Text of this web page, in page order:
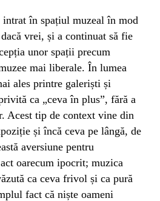
intrat în spațiul muzeal în mod
vrei, și a continuat să fie
unor spații precum
mai liberale. În lumea
ales printre galeriști și
ca „ceva în plus”, fără a
Acest tip de context vine din
și încă ceva pe lângă, de
aversiune pentru
oarecum ipocrit; muzica
ca ceva frivol și ca pură
fact că niște oameni